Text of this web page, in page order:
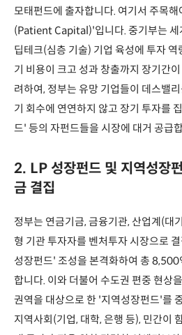
모태펀드에 출자합니다. 여기서 주목
(Patient Capital)'입니다. 중기부는 세
딥테크(심층 기술) 기업 육성에 투자
기 비용이 크고 성과 창출까지 장기간
려하여, 정부는 유망 기업들이 데스밸
기 회수에 연연하지 않고 장기 투자를
드' 등의 자펀드들을 시장에 대거 공급
2. LP 성장펀드 및 지역성장
금 결집
정부는 연금기금, 금융기관, 산업계(대
형 기관 투자자를 벤처투자 시장으로
성장펀드' 조성을 본격화하여 총 8,500
합니다. 이와 더불어 수도권 편중 현상
권역을 대상으로 한 '지역성장펀드'를
지역사회(기업, 대학, 은행 등), 민간이